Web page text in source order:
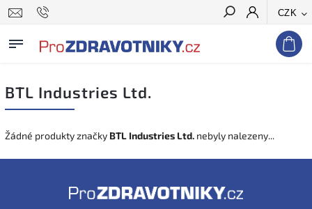
CZK
Hledat
BTL Industries Ltd.
Žádné produkty značky BTL Industries Ltd. nebyly nalezeny...